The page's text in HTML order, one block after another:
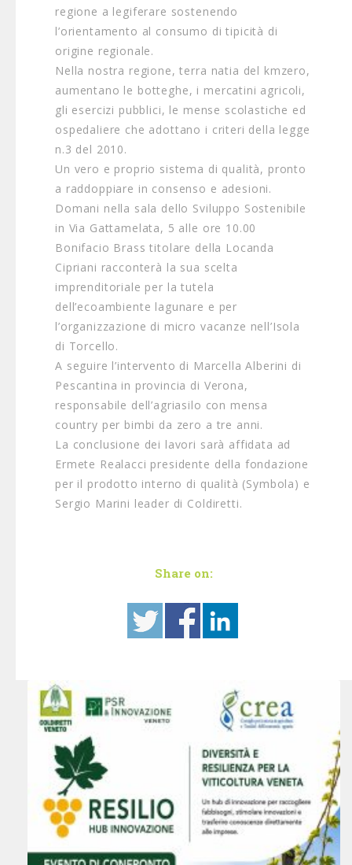
regione a legiferare sostenendo
l’orientamento al consumo di tipicità di
origine regionale.
Nella nostra regione, terra natia del kmzero,
aumentano le botteghe, i mercatini agricoli,
gli esercizi pubblici, le mense scolastiche ed
ospedaliere che adottano i criteri della legge
n.3 del 2010.
Un vero e proprio sistema di qualità, pronto
a raddoppiare in consenso e adesioni.
Domani nella sala dello Sviluppo Sostenibile
in Via Gattamelata, 5 alle ore 10.00
Bonifacio Brass titolare della Locanda
Cipriani racconterà la sua scelta
imprenditoriale per la tutela
dell’ecoambiente lagunare e per
l’organizzazione di micro vacanze nell’Isola
di Torcello.
A seguire l’intervento di Marcella Alberini di
Pescantina in provincia di Verona,
responsabile dell’agriasilo con mensa
country per bimbi da zero a tre anni.
La conclusione dei lavori sarà affidata ad
Ermete Realacci presidente della fondazione
per il prodotto interno di qualità (Symbola) e
Sergio Marini leader di Coldiretti.
Share on: